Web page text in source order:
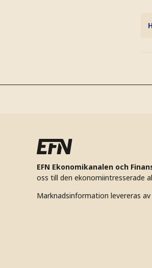
EFN Ekonomikanalen och
oss till den ekonomiintresserade
Marknadsinformation levereras